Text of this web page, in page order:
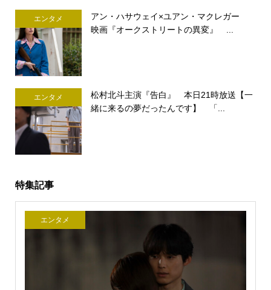
エンタメ
アン・ハサウェイ×ユアン・マクレガー
映画『オークストリートの異変』 ...
エンタメ
松村北斗主演『告白』 本日21時放送【一
緒に来るの夢だったんです】 「...
特集記事
エンタメ